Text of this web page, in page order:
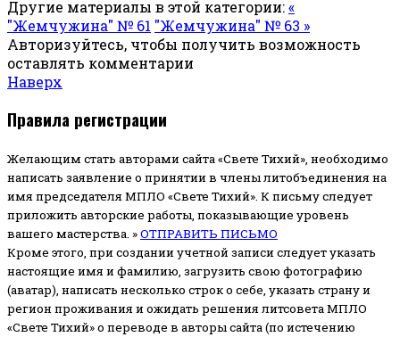
Другие материалы в этой категории:«
"Жемчужина" № 61 "Жемчужина" № 63 »
Авторизуйтесь, чтобы получить возможность
оставлять комментарии
Наверх
Правила регистрации
Желающим стать авторами сайта «Свете Тихий», необходимо
написать заявление о принятии в члены литобъединения на
имя председателя МПЛО «Свете Тихий». К письму следует
приложить авторские работы, показывающие уровень
вашего мастерства. »ОТПРАВИТЬ ПИСЬМО
Кроме этого, при создании учетной записи следует указать
настоящие имя и фамилию, загрузить свою фотографию
(аватар), написать несколько строк о себе, указать страну и
регион проживания и ожидать решения литсовета МПЛО
«Свете Тихий» о переводе в авторы сайта (по истечению